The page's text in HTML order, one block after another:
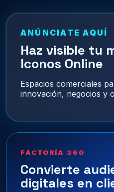
ANÚNCIATE AQUÍ
Haz visible tu
Iconos Online
Espacios comerciales
innovación, negocios y
FACTORÍA 360
Convierte
digitales en